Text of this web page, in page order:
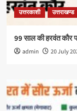
उत्तरकाशी उत्तराखण्ड
99 साल की हरवंत कौर
admin 20 July